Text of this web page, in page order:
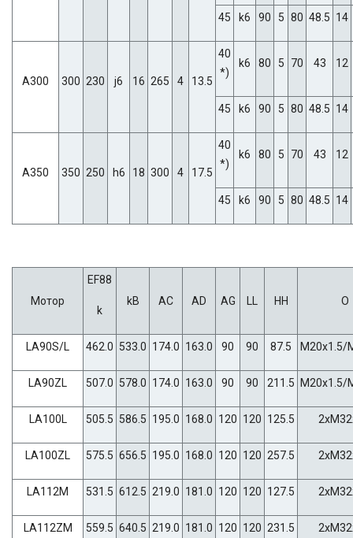
45 k6 90 5 80 48.5 14
A300 300 230 j6 16 265 4 13.5
40
*)
k6 80 5 70 43 12
45 k6 90 5 80 48.5 14
A350 350 250 h6 18 300 4 17.5
40
*)
k6 80 5 70 43 12
45 k6 90 5 80 48.5 14
Мотор
EF88
k
kB AC AD AG HH O
LA90S/L 462.0 533.0 174.0 163.0 90 90 87.5 M20x1.5/
LA90ZL 507.0 578.0 174.0 163.0 90 90 211.5 M20x1.5/
LA100L 505.5 586.5 195.0 168.0 120 120 125.5
LA100ZL 575.5 656.5 195.0 168.0 120 120 257.5
LA112M 531.5 612.5 219.0 181.0 120 120 127.5
LA112ZM 559.5 640.5 219.0 181.0 120 120 231.5